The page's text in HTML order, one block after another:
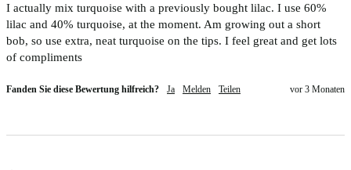
I actually mix turquoise with a previously bought lilac. I use 60%
lilac and 40% turquoise, at the moment. Am growing out a short
bob, so use extra, neat turquoise on the tips. I feel great and get lots
of compliments
Fanden Sie diese Bewertung hilfreich? Ja Melden Teilen vor 3 Monaten